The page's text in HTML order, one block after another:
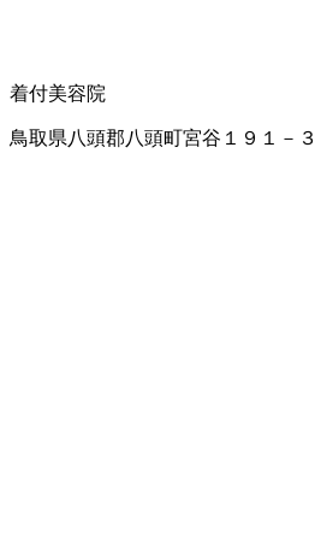
着付美容院
鳥取県八頭郡八頭町宮谷１９１－３